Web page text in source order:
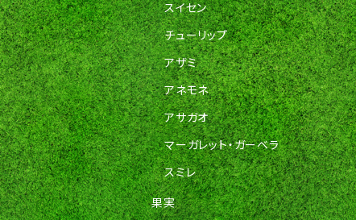
スイセン
チューリップ
アザミ
アネモネ
アサガオ
マーガレット・ガーベラ
スミレ
果実